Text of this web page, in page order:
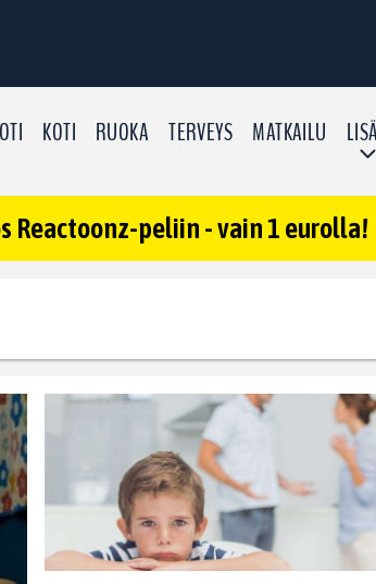
KOTI RUOKA TERVEYS MATKAILU
Reactoonz-peliin - vain 1 eurolla!